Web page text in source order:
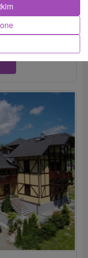
v lokalite Starý